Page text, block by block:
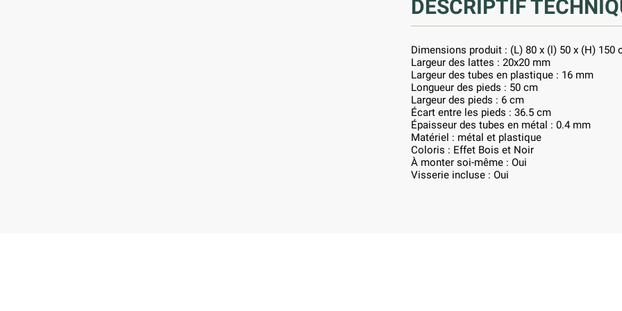
DESCRIPTIF
Dimensions produit : (L) 80 x (l) 50 x (H) 150
Largeur des lattes : 20x20 mm
Largeur des tubes en plastique : 16 mm
Longueur des pieds : 50 cm
Largeur des pieds : 6 cm
Écart entre les pieds : 36.5 cm
Épaisseur des tubes en métal : 0.4 mm
Matériel : métal et plastique
Coloris : Effet Bois et Noir
À monter soi-même : Oui
Visserie incluse : Oui